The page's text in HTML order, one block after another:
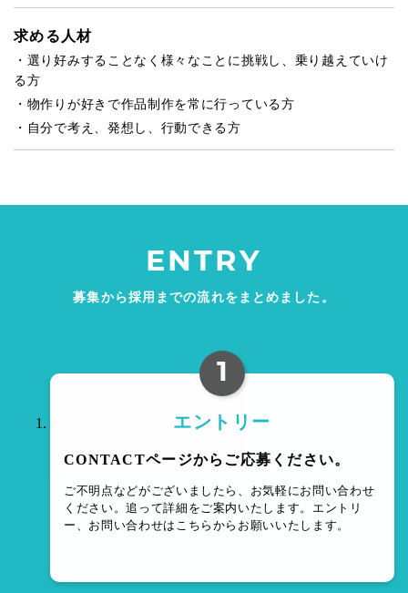
求める人材
・選り好みすることなく様々なことに挑戦し、乗り越えていけ
る方
・物作りが好きで作品制作を常に行っている方
・自分で考え、発想し、行動できる方
ENTRY
募集から採用までの流れをまとめました。
1
エントリー
CONTACTページからご応募ください。
ご不明点などがございましたら、お気軽にお問い合わせ
ください。追って詳細をご案内いたします。 エントリ
ー、お問い合わせはこちらからお願いいたします。